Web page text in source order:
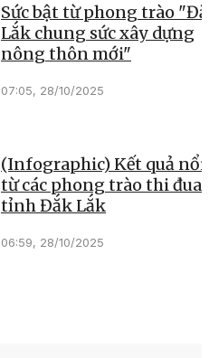
Sức bật từ phong trào
Lắk chung sức xây dựng
nông thôn mới"
07:05, 28/10/2025
(Infographic) Kết quả nổi
từ các phong trào thi đua
tỉnh Đắk Lắk
06:59, 28/10/2025